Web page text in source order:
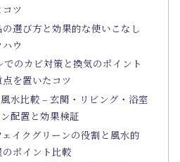
ツ
選び方と効果的な使いこなし
ウ
でのカビ対策と換気のポイント
を置いたコツ
水比較 – 玄関・リビング・浴室
配置と効果検証
イクグリーンの役割と風水的
ポイント比較